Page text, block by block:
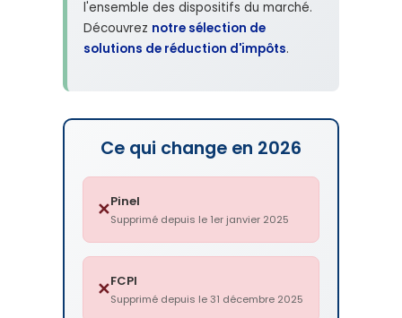
l'ensemble des dispositifs du marché.
Découvrez notre sélection de
solutions de réduction d'impôts.
Ce qui change en 2026
✕Pinel
Supprimé depuis le 1er janvier 2025
✕FCPI
Supprimé depuis le 31 décembre 2025